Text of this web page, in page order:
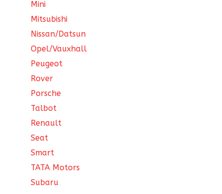
Mini
Mitsubishi
Nissan/Datsun
Opel/Vauxhall
Peugeot
Rover
Porsche
Talbot
Renault
Seat
Smart
TATA Motors
Subaru